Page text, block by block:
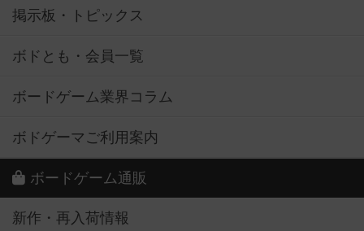
掲示板・トピックス
ボドとも・会員一覧
ボードゲーム業界コラム
ボドゲーマご利用案内
ボードゲーム通販
新作・再入荷情報